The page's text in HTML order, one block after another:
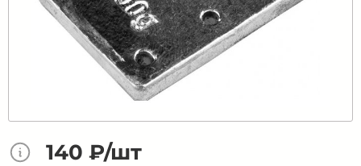
140 ₽/шт